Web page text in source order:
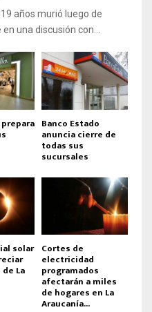
años murió luego de
una discusión con...
Banco Estado
anuncia cierre de
todas sus
sucursales
solar
La
Cortes de
electricidad
programados
afectarán a miles
de hogares en La
Araucanía...